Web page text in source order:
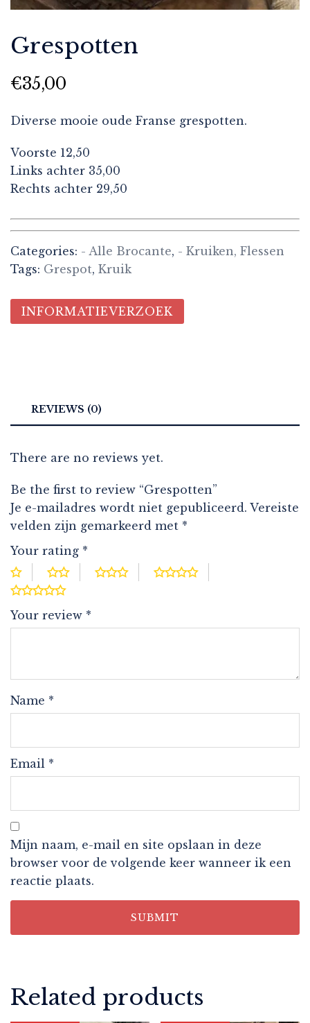
Grespotten
€35,00
Diverse mooie oude Franse grespotten.
Voorste 12,50
Links achter 35,00
Rechts achter 29,50
Categories: - Alle Brocante, - Kruiken, Flessen
Tags: Grespot, Kruik
INFORMATIEVERZOEK
REVIEWS (0)
There are no reviews yet.
Be the first to review “Grespotten”
Je e-mailadres wordt niet gepubliceerd. Vereiste
velden zijn gemarkeerd met *
Your rating *
Your review *
Name *
Email *
Mijn naam, e-mail en site opslaan in deze
browser voor de volgende keer wanneer ik een
reactie plaats.
Related products